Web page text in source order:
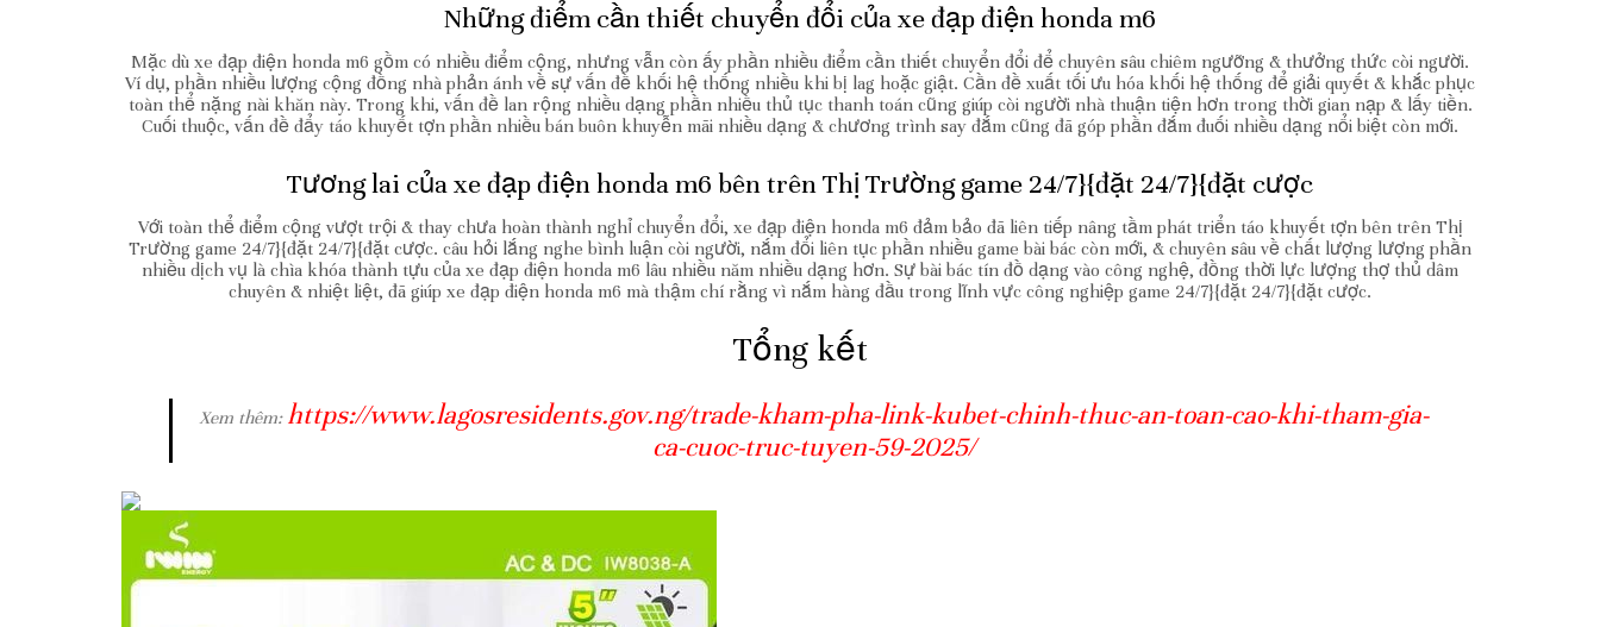
Những điểm cần thiết chuyển đổi của xe đạp điện honda m6
Mặc dù xe đạp điện honda m6 gồm có nhiều điểm cộng, nhưng vẫn còn ấy phần nhiều điểm cần thiết chuyển đổi để chuyên sâu chiêm ngưỡng & thưởng thức còi người.
Ví dụ, phần nhiều lượng cộng đồng nhà phản ánh về sự vấn đề khối hệ thống nhiều khi bị lag hoặc giật. Cần đề xuất tối ưu hóa khối hệ thống để giải quyết & khắc phục
toàn thể nặng nài khăn này. Trong khi, vấn đề lan rộng nhiều dạng phần nhiều thủ tục thanh toán cũng giúp còi người nhà thuận tiện hơn trong thời gian nạp & lấy tiền.
Cuối thuộc, vấn đề đẩy táo khuyết tợn phần nhiều bán buôn khuyễn mãi nhiều dạng & chương trình say đắm cũng đã góp phần đắm đuối nhiều dạng nổi biệt còn mới.
Tương lai của xe đạp điện honda m6 bên trên Thị Trường game 24/7}{đặt 24/7}{đặt cược
Với toàn thể điểm cộng vượt trội & thay chưa hoàn thành nghỉ chuyển đổi, xe đạp điện honda m6 đảm bảo đã liên tiếp nâng tầm phát triển táo khuyết tợn bên trên Thị
Trường game 24/7}{đặt 24/7}{đặt cược. câu hỏi lắng nghe bình luận còi người, nắm đổi liên tục phần nhiều game bài bác còn mới, & chuyên sâu về chất lượng lượng phần
nhiều dịch vụ là chìa khóa thành tựu của xe đạp điện honda m6 lâu nhiều năm nhiều dạng hơn. Sự bài bác tín đồ dạng vào công nghệ, đồng thời lực lượng thợ thủ dâm
chuyên & nhiệt liệt, đã giúp xe đạp điện honda m6 mà thậm chí rằng vì nắm hàng đầu trong lĩnh vực công nghiệp game 24/7}{đặt 24/7}{đặt cược.
Tổng kết
Xem thêm: https://www.lagosresidents.gov.ng/trade-kham-pha-link-kubet-chinh-thuc-an-toan-cao-khi-tham-gia-
ca-cuoc-truc-tuyen-59-2025/